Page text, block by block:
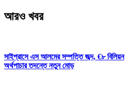
আরও খবর
সাইপ্রাসে এস আলমের সম্পত্তি জব্দ, €৮ বিলিয়ন
অর্থপাচার তদন্তে নতুন মোড়